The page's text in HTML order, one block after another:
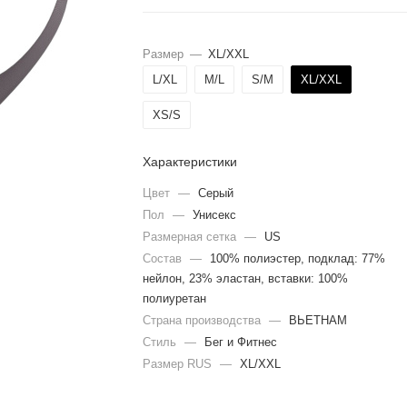
Размер — XL/XXL
L/XL
M/L S/M XL/XXL
XS/S
Характеристики
Цвет —
Серый
Пол
—
Унисекс
Размерная сетка
—
US
Состав
—
100% полиэстер, подклад: 77%
нейлон, 23% эластан, вставки: 100%
полиуретан
Страна производства
—
ВЬЕТНАМ
Стиль
—
Бег и Фитнес
Размер RUS
— XL/XXL